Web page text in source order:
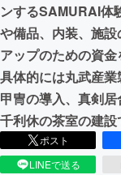
まちづ
CAMPFIRE
ンするSAMURAI体
や備品、内装、施
アップのための資金
具体的には丸武産
甲冑の導入、真剣居
千利休の茶室の建設
ポスト
LINEで送る